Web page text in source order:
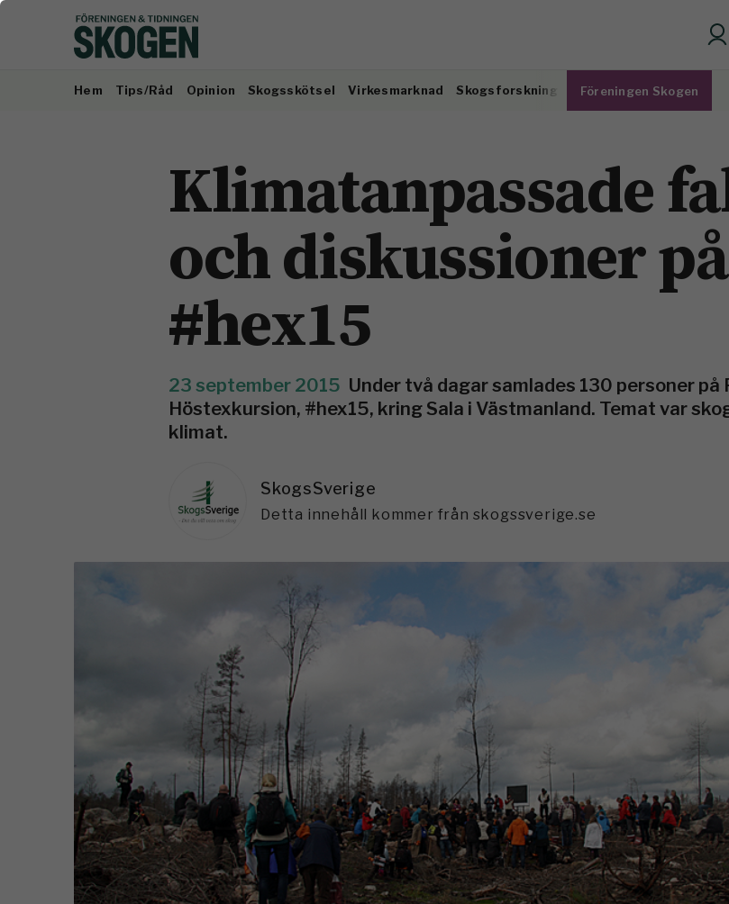
Hem Tips/Råd Opinion Skogsskötsel Virkesmarknad Skogsforskning Föreningen Skogen
Klimatanpassade
och diskussioner på
#hex15
23 september 2015 Under två dagar samlades 130 personer på
Höstexkursion, #hex15, kring Sala i Västmanland. Temat var
klimat.
SkogsSverige
Detta innehåll kommer från skogssverige.se